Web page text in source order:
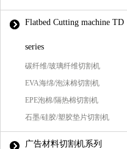
Flatbed Cutting machine TD
series
碳纤维/玻璃纤维切割机
EVA海绵/泡沫棉切割机
EPE泡棉/隔热棉切割机
石墨/硅胶/塑胶垫片切割机
广告材料切割机系列